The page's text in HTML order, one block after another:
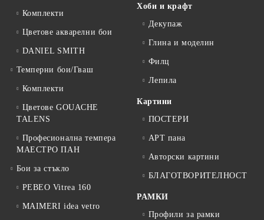
Комплекти
Цветове акварелни бои
DANIEL SMITH
Темперни бои/Гваш
Комплекти
Цветове GOUACHE
TALENS
Професионална темпера
МАЕСТРО ПАН
Бои за стъкло
PEBEO Vitrea 160
MAIMERI idea vetro
Хоби и крафт
Декупаж
Глина и моделин
Филц
Лепила
Картини
ПОСТЕРИ
АРТ пана
Авторски картини
БЛАГОТВОРИТЕЛНОСТ
РАМКИ
Профили за рамки